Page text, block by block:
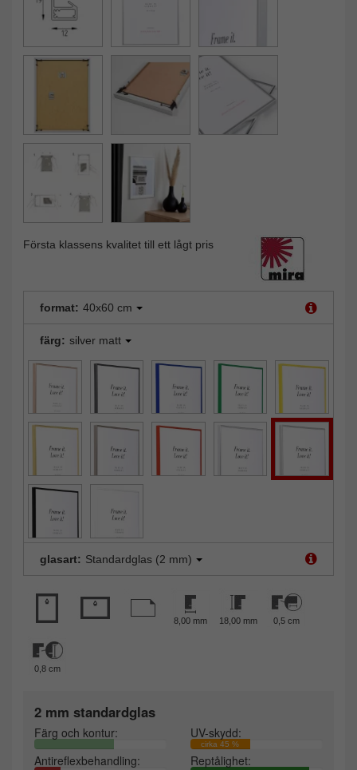
Första klassens kvalitet till ett lågt pris
format: 40x60 cm
färg: silver matt
glasart: Standardglas (2 mm)
8,00 mm 18,00 mm 0,5 cm
0,8 cm
2 mm standardglas
Färg och kontur: UV-skydd:
cirka 45 %
Antireflexbehandling: Reptålighet: